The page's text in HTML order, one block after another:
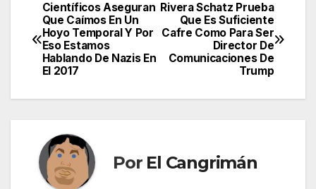
Navegación
de
entradas
Rivera Schatz Prueba
Que Es Suficiente
Cafre Como Para Ser
Director De
Comunicaciones De
Trump
Científicos Aseguran
Que Caímos En Un
Hoyo Temporal Y Por
Eso Estamos
Hablando De Nazis En
El 2017
Por El Cangrimán